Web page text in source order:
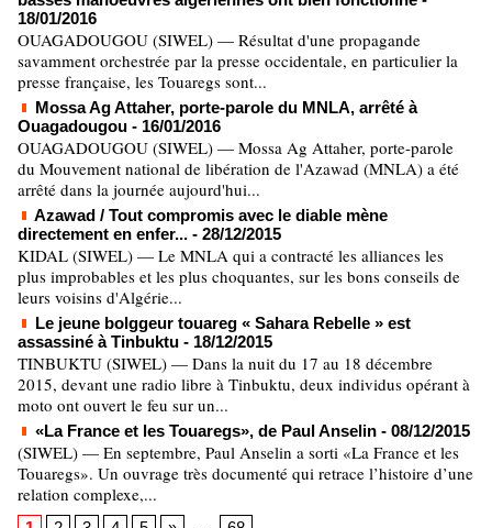
18/01/2016
OUAGADOUGOU (SIWEL) — Résultat d'une propagande
savamment orchestrée par la presse occidentale, en particulier la
presse française, les Touaregs sont...
Mossa Ag Attaher, porte-parole du MNLA, arrêté à
Ouagadougou - 16/01/2016
OUAGADOUGOU (SIWEL) — Mossa Ag Attaher, porte-parole
du Mouvement national de libération de l'Azawad (MNLA) a été
arrêté dans la journée aujourd'hui...
Azawad / Tout compromis avec le diable mène
directement en enfer... - 28/12/2015
KIDAL (SIWEL) — Le MNLA qui a contracté les alliances les
plus improbables et les plus choquantes, sur les bons conseils de
leurs voisins d'Algérie...
Le jeune bolggeur touareg « Sahara Rebelle » est
assassiné à Tinbuktu - 18/12/2015
TINBUKTU (SIWEL) — Dans la nuit du 17 au 18 décembre
2015, devant une radio libre à Tinbuktu, deux individus opérant à
moto ont ouvert le feu sur un...
«La France et les Touaregs», de Paul Anselin - 08/12/2015
(SIWEL) — En septembre, Paul Anselin a sorti «La France et les
Touaregs». Un ouvrage très documenté qui retrace l’histoire d’une
relation complexe,...